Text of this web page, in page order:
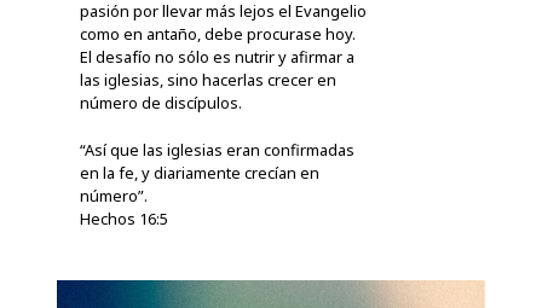
pasión por llevar más lejos el Evangelio
como en antaño, debe procurase hoy.
El desafío no sólo es nutrir y afirmar a
las iglesias, sino hacerlas crecer en
número de discípulos.
“Así que las iglesias eran confirmadas
en la fe, y diariamente crecían en
número”.
Hechos 16:5